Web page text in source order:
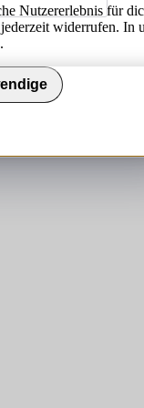
(m/
Nutzererlebnis für
widerrufen. In